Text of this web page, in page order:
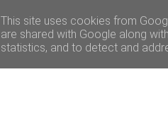
BEAUTÉ VOYAGE
This site uses cookies from
are shared with Google along
statistics, and to detect and